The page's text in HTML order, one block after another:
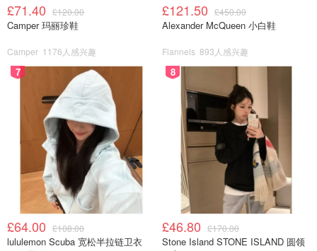
图片来源于@Shein，版权属于原作者
Shein网站薅羊毛
是的，你没有听错！Shein网站不仅便宜，而且还有超多的
£71.40 £120.00
Camper 玛丽珍鞋
Camper 1176人感兴趣
£121.50 £450.00
Alexander McQueen 小白鞋
Flannels 893人感兴趣
7
£64.00 £108.00
lululemon Scuba 宽松半拉链卫衣
8
£46.80 £170.00
Stone Island STONE ISLAND 圆领